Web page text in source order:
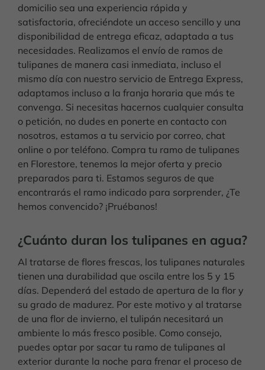
domicilio sea una experiencia rápida y
satisfactoria, ofreciéndote un acceso sencillo y una
disponibilidad de entrega eficaz, adaptada a tus
necesidades. Realizamos el envío de ramos de
tulipanes de manera casi inmediata, incluso el
mismo día con nuestro servicio de Entrega Express,
adaptamos incluso a la franja horaria que más te
convenga. Si necesitas hacernos cualquier consulta
o petición, no dudes en ponerte en contacto con
nosotros, estamos a tu servicio por correo, chat
online o por teléfono. Compra tu ramo de tulipanes
en Florestore, tenemos la mejor oferta y precio
preparados para ti. Estamos seguros de que
encontrarás el ramo indicado para sorprender, ¿Te
hemos convencido? ¡Pruébanos!
¿Cuánto duran los tulipanes en agua?
Al tratarse de flores frescas, los tulipanes naturales
tienen una durabilidad que oscila entre los 5 y 15
días. Dependerá del estado de apertura de la flor y
su grado de madurez. Por este motivo y al tratarse
de una flor de invierno, el tulipán necesitará un
ambiente lo más fresco posible. Como consejo,
puedes optar por sacar tu ramo de tulipanes al
exterior durante la noche para frenar el proceso de